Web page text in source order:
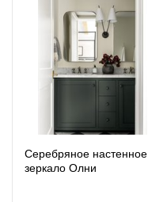
Серебряное настенное
зеркало Олни